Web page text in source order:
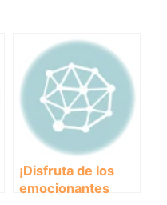
¡Disfruta de los
emocionantes